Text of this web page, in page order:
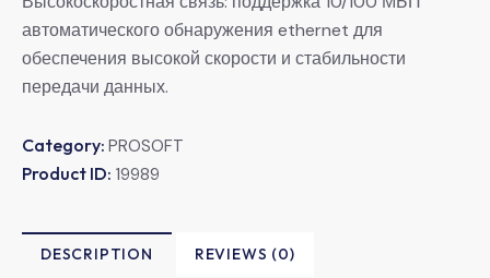
автоматического обнаружения ethernet для
обеспечения высокой скорости и стабильности
передачи данных.
Category: PROSOFT
Product ID: 19989
DESCRIPTION REVIEWS (0)